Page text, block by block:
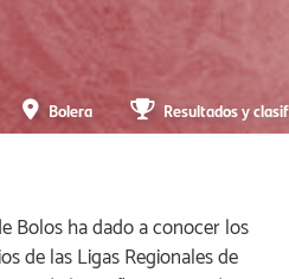
Bolera Resultados y
Bolos ha dado a conocer los
de las Ligas Regionales de